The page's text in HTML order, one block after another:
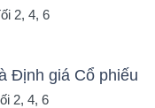
2, 4, 6
Định giá Cổ phiếu
2, 4, 6